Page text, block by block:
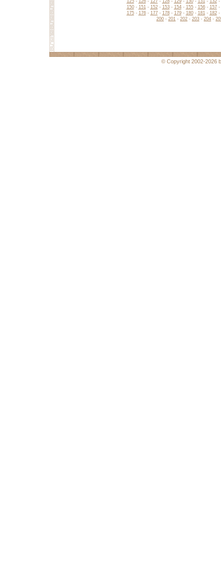
125- 126- 127 - 128- 129- 130- 131- 132-
150- 151- 152- 153- 154- 155- 156- 157-
175- 176- 177- 178- 179- 180- 181- 182-
200 - 201 - 202 - 203 - 204 -
© Copyright 2002-2026